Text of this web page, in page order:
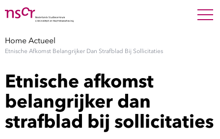
Medewerkers
Factsheets
Home Actueel
Etnische Afkomst Belangrijker Dan Strafblad Bij Sollicitaties
Etnische afkomst
belangrijker dan
strafblad bij sollicitaties